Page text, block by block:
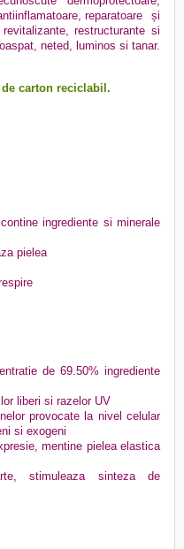
reparatoare
și
restructurante si
neted, luminos si tanar.
carton reciclabil.
ingrediente si minerale
pielea
de 69.50% ingrediente
liberi si razelor UV
provocate la nivel celular
si exogeni
mentine pielea elastica
stimuleaza sinteza de